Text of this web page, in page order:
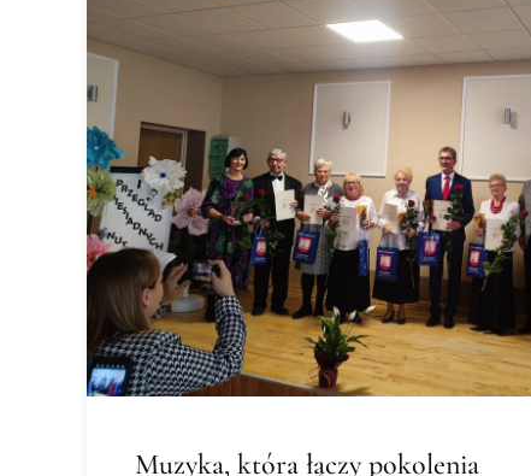
Muzyka, która łączy pokolenia